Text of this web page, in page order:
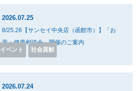
2026.07.25
8/25.26【サンセイ中央店（函館市）】「お
薬・健康相談会」開催のご案内
イベント 社会貢献
2026.07.24